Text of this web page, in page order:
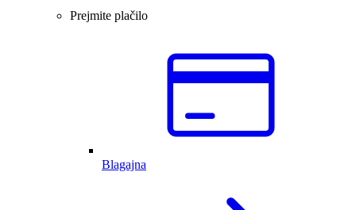
Prejmite plačilo
Blagajna